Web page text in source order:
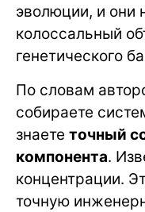
эволюции, и они
колоссальный
генетического
По словам
собираете
знаете точный
компонента.
концентрации.
точную